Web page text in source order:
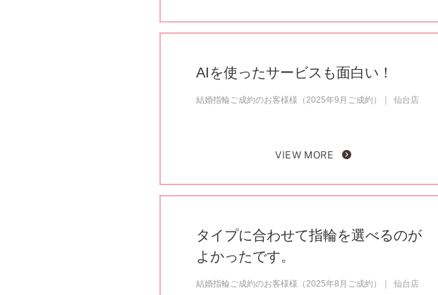
AIを使ったサービスも面白い！
結婚指輪ご成約のお客様様（2025年9月ご成約） 仙台店
VIEW MORE
タイプに合わせて指輪を選べるのが
よかったです。
結婚指輪ご成約のお客様様（2025年8月ご成約） 仙台店